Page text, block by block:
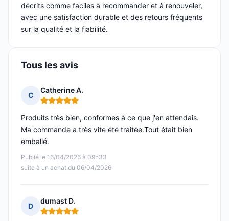
décrits comme faciles à recommander et à renouveler,
avec une satisfaction durable et des retours fréquents
sur la qualité et la fiabilité.
Tous les avis
C
Catherine A.
Note : 5 sur 5
Publié le 16/04/2026 à 09h33
suite à un achat du 06/04/2026
Produits très bien, conformes à ce que j'en attendais.
Ma commande a très vite été traitée.Tout était bien
emballé.
D
dumast D.
Note : 5 sur 5